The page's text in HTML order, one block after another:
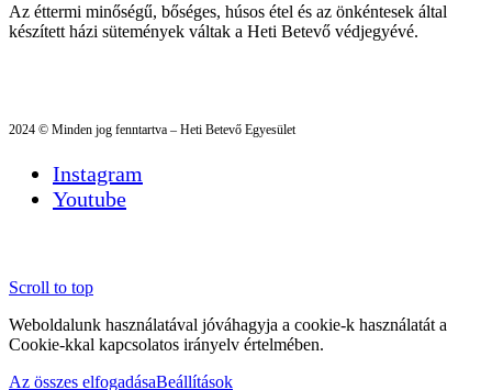
Az éttermi minőségű, bőséges, húsos étel és az önkéntesek által
készített házi sütemények váltak a Heti Betevő védjegyévé.
2024 © Minden jog fenntartva – Heti Betevő Egyesület
Instagram
Youtube
Scroll to top
Weboldalunk használatával jóváhagyja a cookie-k használatát a
Cookie-kkal kapcsolatos irányelv értelmében.
Az összes elfogadásaBeállítások